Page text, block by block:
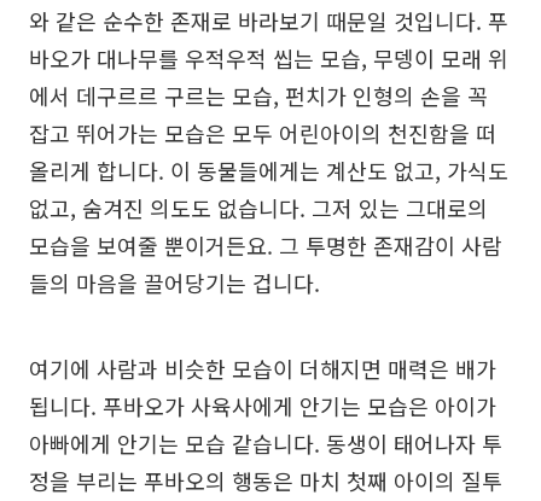
와 같은 순수한 존재로 바라보기 때문일 것입니다. 푸
바오가 대나무를 우적우적 씹는 모습, 무뎅이 모래 위
에서 데구르르 구르는 모습, 펀치가 인형의 손을 꼭
잡고 뛰어가는 모습은 모두 어린아이의 천진함을 떠
올리게 합니다. 이 동물들에게는 계산도 없고, 가식도
없고, 숨겨진 의도도 없습니다. 그저 있는 그대로의
모습을 보여줄 뿐이거든요. 그 투명한 존재감이 사람
들의 마음을 끌어당기는 겁니다.
여기에 사람과 비슷한 모습이 더해지면 매력은 배가
됩니다. 푸바오가 사육사에게 안기는 모습은 아이가
아빠에게 안기는 모습 같습니다. 동생이 태어나자 투
정을 부리는 푸바오의 행동은 마치 첫째 아이의 질투